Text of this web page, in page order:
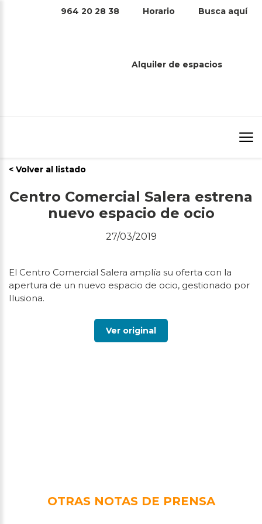
964 20 28 38 Horario Busca aquí
Alquiler de espacios
< Volver al listado
Centro Comercial Salera estrena
nuevo espacio de ocio
27/03/2019
El Centro Comercial Salera amplía su oferta con la
apertura de un nuevo espacio de ocio, gestionado por
Ilusiona.
Ver original
OTRAS NOTAS DE PRENSA